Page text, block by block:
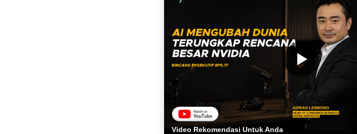
Video Rekomendasi Untuk Anda